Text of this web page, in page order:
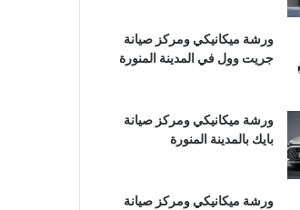
ورشة ميكانيكي ومركز صيانة
جريت وول في المدينة المنورة
ورشة ميكانيكي ومركز صيانة
بايك بالمدينة المنورة
ورشة ميكانيكي ومركز صيانة